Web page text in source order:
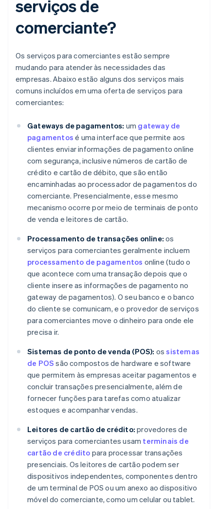
serviços de
comerciante?
Os serviços para comerciantes estão sempre
mudando para atender às necessidades das
empresas. Abaixo estão alguns dos serviços mais
comuns incluídos em uma oferta de serviços para
comerciantes:
Gateways de pagamentos: um gateway de
pagamentos é uma interface que permite aos
clientes enviar informações de pagamento online
com segurança, inclusive números de cartão de
crédito e cartão de débito, que são então
encaminhadas ao processador de pagamentos do
comerciante. Presencialmente, esse mesmo
mecanismo ocorre por meio de terminais de ponto
de venda e leitores de cartão.
Processamento de transações online: os
serviços para comerciantes geralmente incluem
processamento de pagamentos online (tudo o
que acontece com uma transação depois que o
cliente insere as informações de pagamento no
gateway de pagamentos). O seu banco e o banco
do cliente se comunicam, e o provedor de serviços
para comerciantes move o dinheiro para onde ele
precisa ir.
Sistemas de ponto de venda (POS): ossistemas
de POS são compostos de hardware e software
que permitem às empresas aceitar pagamentos e
concluir transações presencialmente, além de
fornecer funções para tarefas como atualizar
estoques e acompanhar vendas.
Leitores de cartão de crédito: provedores de
serviços para comerciantes usam terminais de
cartão de crédito para processar transações
presenciais. Os leitores de cartão podem ser
dispositivos independentes, componentes dentro
de um terminal de POS ou um anexo ao dispositivo
móvel do comerciante, como um celular ou tablet.